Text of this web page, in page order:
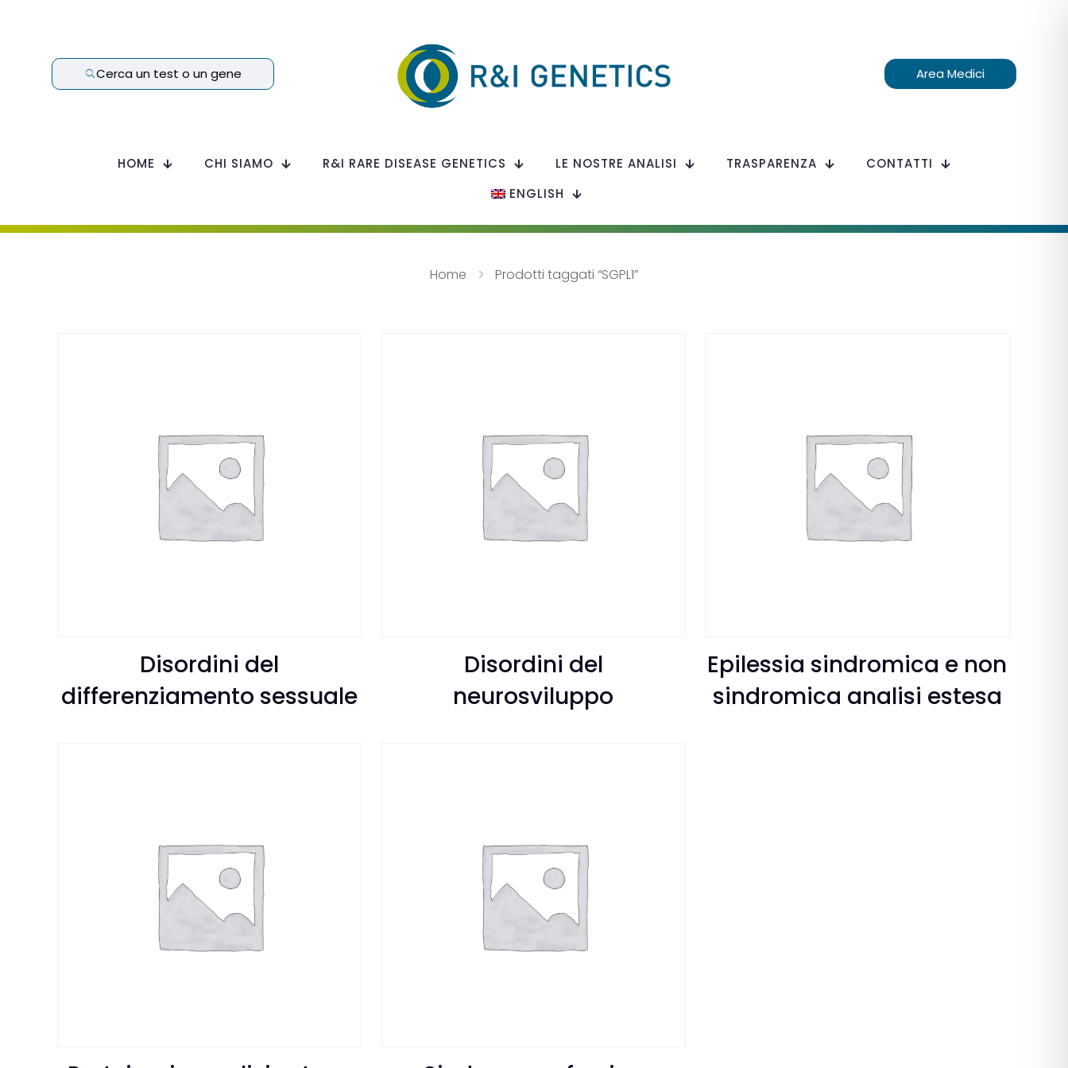
Cerca un test o un gene Area Medici
HOME CHI SIAMO R&I RARE DISEASE GENETICS LE NOSTRE ANALISI TRASPARENZA
CONTATTI
ENGLISH
Home Prodotti taggati “SGPL1”
Disordini del
differenziamento sessuale
Disordini del
neurosviluppo
Epilessia sindromica e non
sindromica analisi estesa